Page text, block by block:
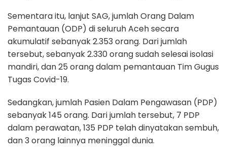
Sementara itu, lanjut SAG, jumlah Orang Dalam
Pemantauan (ODP) di seluruh Aceh secara
akumulatif sebanyak 2.353 orang. Dari jumlah
tersebut, sebanyak 2.330 orang sudah selesai isolasi
mandiri, dan 25 orang dalam pemantauan Tim Gugus
Tugas Covid-19.
Sedangkan, jumlah Pasien Dalam Pengawasan (PDP)
sebanyak 145 orang. Dari jumlah tersebut, 7 PDP
dalam perawatan, 135 PDP telah dinyatakan sembuh,
dan 3 orang lainnya meninggal dunia.